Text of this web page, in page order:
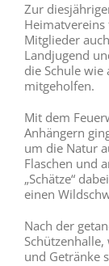
Zur
Mitglieder
Landjugend
die Schule wie
mitgeholfen.
Mit dem
Anhängern
um die Natur
Flaschen und
„Schätze“
einen
Nach der
und Getränke